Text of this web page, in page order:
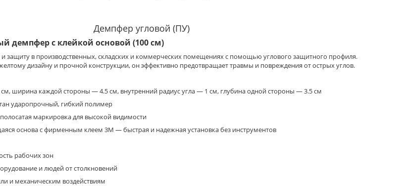
Демпфер угловой (ПУ)
демпфер с клейкой основой (100 см)
и защиту в производственных, складских и коммерческих помещениях с помощью углового защитного профиля.
дизайну и прочной конструкции, он эффективно предотвращает травмы и повреждения от острых углов.
см, ширина каждой стороны — 4.5 см, внутренний радиус угла — 1 см, глубина одной стороны — 3.5 см
ударопрочный, гибкий полимер
маркировка для высокой видимости
основа с фирменным клеем 3M — быстрая и надежная установка без инструментов
рабочих зон
и людей от столкновений
и механическим воздействиям